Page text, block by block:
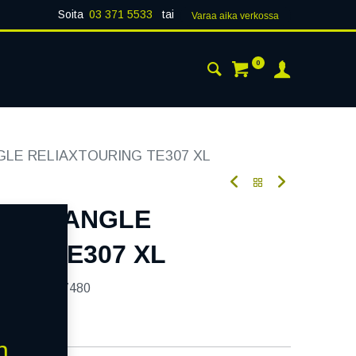
Soita 03 371 5533 tai Varaa aika verk​​​​ossa
0
RELIAXTOURING TE307 XL
TRIANGLE
TE307 XL
327480